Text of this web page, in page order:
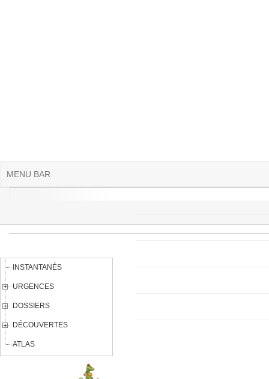
MENU BAR
INSTANTANÉS
URGENCES
DOSSIERS
DÉCOUVERTES
ATLAS